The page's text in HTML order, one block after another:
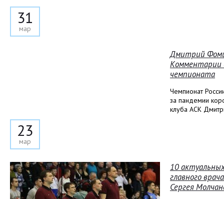
31
мар
23
мар
Дмитрий
Комментарии
чемпионата
Чемпионат
за пандемии
клуба АСК
10
главного
Сергея